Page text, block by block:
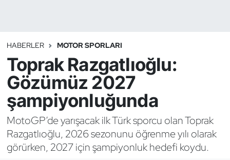
HABERLER MOTOR SPORLARI
Toprak Razgatlıoğlu:
Gözümüz 2027
şampiyonluğunda
MotoGP’de yarışacak ilk Türk sporcu olan Toprak
Razgatlıoğlu, 2026 sezonunu öğrenme yılı olarak
görürken, 2027 için şampiyonluk hedefi koydu.
Binicilik
Bisiklet
Bocce Bowling Dart
Boks